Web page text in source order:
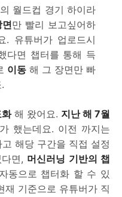
월드컵 경기 하이라
만 빨리 보고싶어하
. 유튜버가 업로드시
다면 챕터를 통해 득
이동 해 그 장면만 빠
해 왔어요. 지난 해 7월
했는데요. 이전 까지는
해당 구간을 직접 설정
면, 머신러닝 기반의 챕
동으로 챕터화 할 수 있
재 기준으로 유튜버가 직